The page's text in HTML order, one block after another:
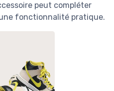
peut compléter
fonctionnalité pratique.